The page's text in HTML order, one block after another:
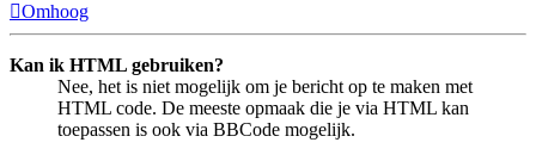
Omhoog
Kan ik HTML gebruiken?
Nee, het is niet mogelijk om je bericht op te maken met
HTML code. De meeste opmaak die je via HTML kan
toepassen is ook via BBCode mogelijk.